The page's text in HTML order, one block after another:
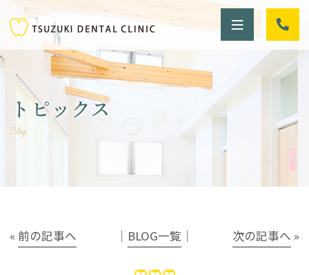
トピックス
Blog
« 前の記事へ │ BLOG一覧 │ 次の記事へ »